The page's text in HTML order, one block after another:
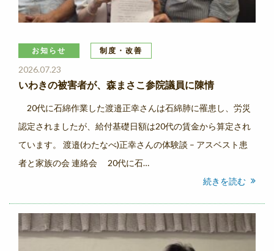
お知らせ 制度・改善
2026.07.23
いわきの被害者が、森まさこ参院議員に陳情
20代に石綿作業した渡邉正幸さんは石綿肺に罹患し、労災
認定されましたが、給付基礎日額は20代の賃金から算定され
ています。 渡邉(わたなべ)正幸さんの体験談 – アスベスト患
者と家族の会 連絡会 20代に石…
続きを読む